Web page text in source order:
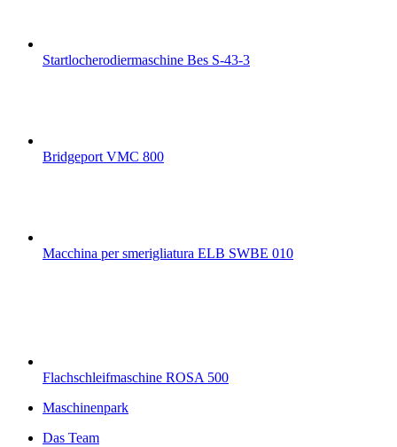
Startlocherodiermaschine Bes S-43-3
Bridgeport VMC 800
Macchina per smerigliatura ELB SWBE 010
Flachschleifmaschine ROSA 500
Maschinenpark
Das Team